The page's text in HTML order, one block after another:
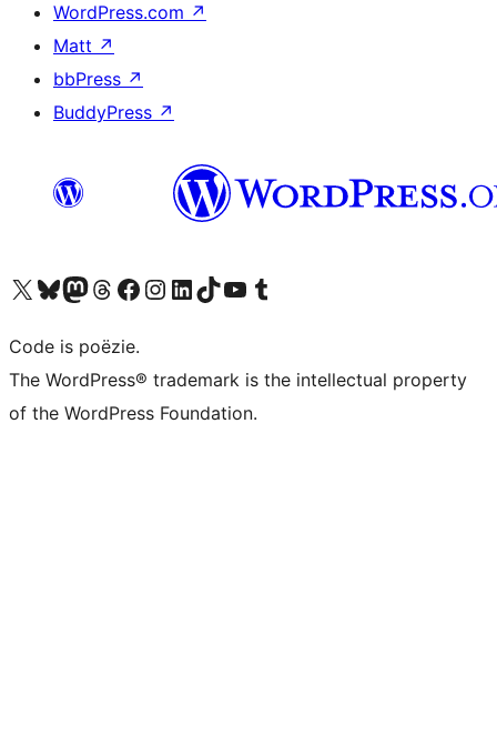
WordPress.com ↗
Matt ↗
bbPress ↗
BuddyPress ↗
Bezoek ons X (voorheen Twitter) account
Bezoek ons Bluesky account
Bezoek ons Mastodon account
Bezoek ons Threads account
Onze Facebook pagina bezoeken
Bezoek ons Instagram account
Bezoek ons LinkedIn account
Bezoek ons TikTok account
Bezoek ons YouTube kanaalBezoek ons Tumblr account
Code is poëzie.
The WordPress® trademark is the intellectual property
of the WordPress Foundation.